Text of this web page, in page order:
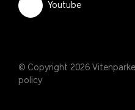
Youtube
© Copyright 2026
policy